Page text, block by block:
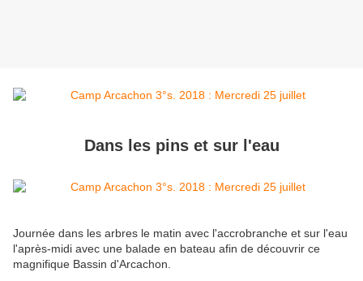
Dans les pins et sur l'eau
Journée dans les arbres le matin avec l'accrobranche et sur l'eau
l'après-midi avec une balade en bateau afin de découvrir ce
magnifique Bassin d'Arcachon.